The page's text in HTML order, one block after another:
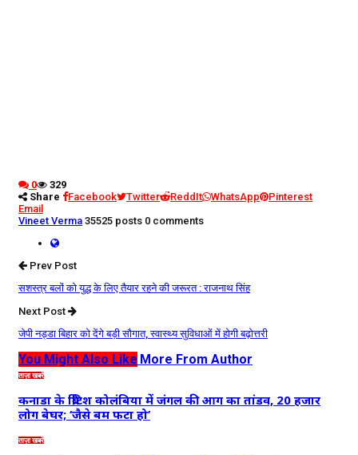
0
329
Share
Facebook Twitter ReddIt WhatsApp
Pinterest
Email
Vineet Verma 35525 posts 0 comments
Prev Post
सशस्त्र बलों को युद्ध के लिए तैयार रहने की जरूरत : राजनाथ सिंह
Next Post
जेपी नड्डा बिहार को देंगे बड़ी सौगात, स्वास्थ्य सुविधाओं में होगी बढ़ोत्तरी
You Might Also Like More From Author
ताज़ा खबरें
कनाडा के ब्रिटिश कोलंबिया में जंगल की आग का तांडव, 20 हजार
लोग बेघर; ‘जैसे बम फटा हो’
ताज़ा खबरें